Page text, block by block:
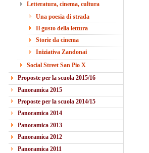
Letteratura, cinema, cultura
Una poesia di strada
Il gusto della lettura
Storie da cinema
Iniziativa Zandonai
Social Street San Pio X
Proposte per la scuola 2015/16
Panoramica 2015
Proposte per la scuola 2014/15
Panoramica 2014
Panoramica 2013
Panoramica 2012
Panoramica 2011